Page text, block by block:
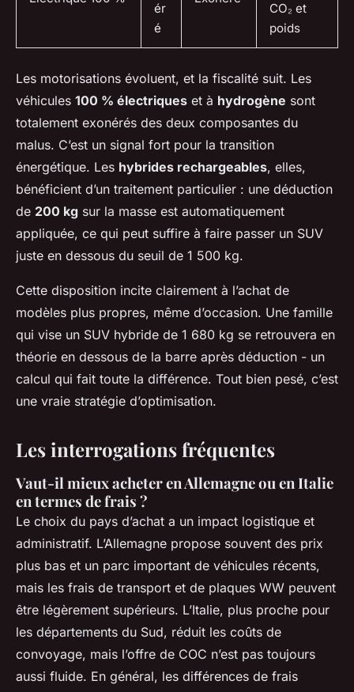
ér
é
CO₂ et
poids
Les motorisations évoluent, et la fiscalité suit. Les
véhicules 100 % électriques et à hydrogène sont
totalement exonérés des deux composantes du
malus. C’est un signal fort pour la transition
énergétique. Les hybrides rechargeables, elles,
bénéficient d’un traitement particulier : une déduction
de 200 kg sur la masse est automatiquement
appliquée, ce qui peut suffire à faire passer un SUV
juste en dessous du seuil de 1 500 kg.
Cette disposition incite clairement à l’achat de
modèles plus propres, même d’occasion. Une famille
qui vise un SUV hybride de 1 680 kg se retrouvera en
théorie en dessous de la barre après déduction - un
calcul qui fait toute la différence. Tout bien pesé, c’est
une vraie stratégie d’optimisation.
Les interrogations fréquentes
Vaut-il mieux acheter en Allemagne ou en Italie
en termes de frais ?
Le choix du pays d’achat a un impact logistique et
administratif. L’Allemagne propose souvent des prix
plus bas et un parc important de véhicules récents,
mais les frais de transport et de plaques WW peuvent
être légèrement supérieurs. L’Italie, plus proche pour
les départements du Sud, réduit les coûts de
convoyage, mais l’offre de COC n’est pas toujours
aussi fluide. En général, les différences de frais